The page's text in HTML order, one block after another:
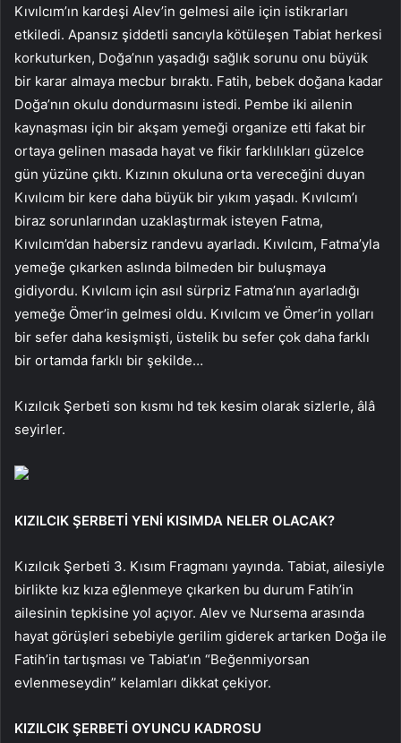
Kıvılcım’ın kardeşi Alev’in gelmesi aile için istikrarları
etkiledi. Apansız şiddetli sancıyla kötüleşen Tabiat herkesi
korkuturken, Doğa’nın yaşadığı sağlık sorunu onu büyük
bir karar almaya mecbur bıraktı. Fatih, bebek doğana kadar
Doğa’nın okulu dondurmasını istedi. Pembe iki ailenin
kaynaşması için bir akşam yemeği organize etti fakat bir
ortaya gelinen masada hayat ve fikir farklılıkları güzelce
gün yüzüne çıktı. Kızının okuluna orta vereceğini duyan
Kıvılcım bir kere daha büyük bir yıkım yaşadı. Kıvılcım’ı
biraz sorunlarından uzaklaştırmak isteyen Fatma,
Kıvılcım’dan habersiz randevu ayarladı. Kıvılcım, Fatma’yla
yemeğe çıkarken aslında bilmeden bir buluşmaya
gidiyordu. Kıvılcım için asıl sürpriz Fatma’nın ayarladığı
yemeğe Ömer’in gelmesi oldu. Kıvılcım ve Ömer’in yolları
bir sefer daha kesişmişti, üstelik bu sefer çok daha farklı
bir ortamda farklı bir şekilde…
Kızılcık Şerbeti son kısmı hd tek kesim olarak sizlerle, âlâ
seyirler.
KIZILCIK ŞERBETİ YENİ KISIMDA NELER OLACAK?
Kızılcık Şerbeti 3. Kısım Fragmanı yayında. Tabiat, ailesiyle
birlikte kız kıza eğlenmeye çıkarken bu durum Fatih’in
ailesinin tepkisine yol açıyor. Alev ve Nursema arasında
hayat görüşleri sebebiyle gerilim giderek artarken Doğa ile
Fatih’in tartışması ve Tabiat’ın “Beğenmiyorsan
evlenmeseydin” kelamları dikkat çekiyor.
KIZILCIK ŞERBETİ OYUNCU KADROSU